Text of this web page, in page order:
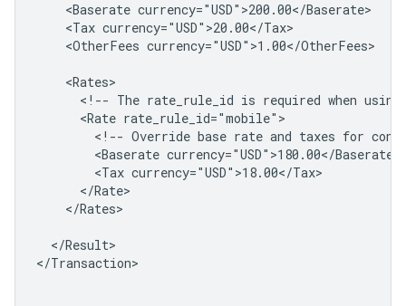
<Baserate
<Tax
<OtherFees currency="USD">1.00</OtherFees>
<!-- The rate_rule_id is required when using
<Rate
<!-- Override base rate and taxes for
<Baserate
<Tax
</Rates>
</Result>
</Transaction>